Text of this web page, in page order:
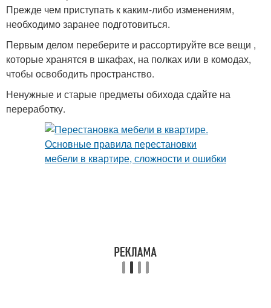
Прежде чем приступать к каким-либо изменениям,
необходимо заранее подготовиться.
Первым делом переберите и рассортируйте все вещи ,
которые хранятся в шкафах, на полках или в комодах,
чтобы освободить пространство.
Ненужные и старые предметы обихода сдайте на
переработку.